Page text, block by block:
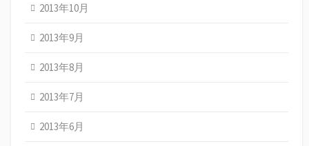
2013年10月
2013年9月
2013年8月
2013年7月
2013年6月